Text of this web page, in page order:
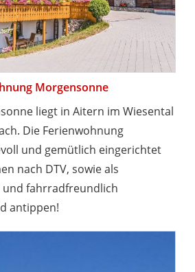
Morgensonne
liegt in Aitern im Wiesental
Die Ferienwohnung
und gemütlich eingerichtet
nach DTV, sowie als
fahrradfreundlich
antippen!